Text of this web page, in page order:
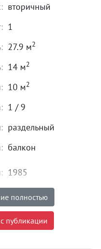
вторичный
1
27.9 м2
14 м2
10 м2
1 / 9
раздельный
балкон
1985
хорошее
полностью
публикации